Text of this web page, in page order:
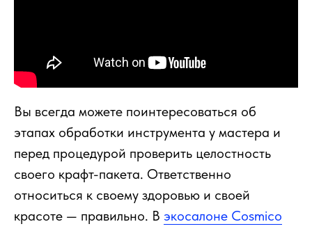
Вы всегда можете поинтересоваться об
этапах обработки инструмента у мастера и
перед процедурой проверить целостность
своего крафт-пакета. Ответственно
относиться к своему здоровью и своей
красоте — правильно. В экосалоне Cosmico